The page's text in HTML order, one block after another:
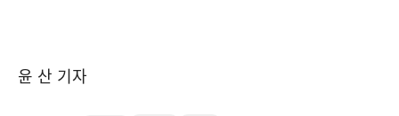
윤 산 기자